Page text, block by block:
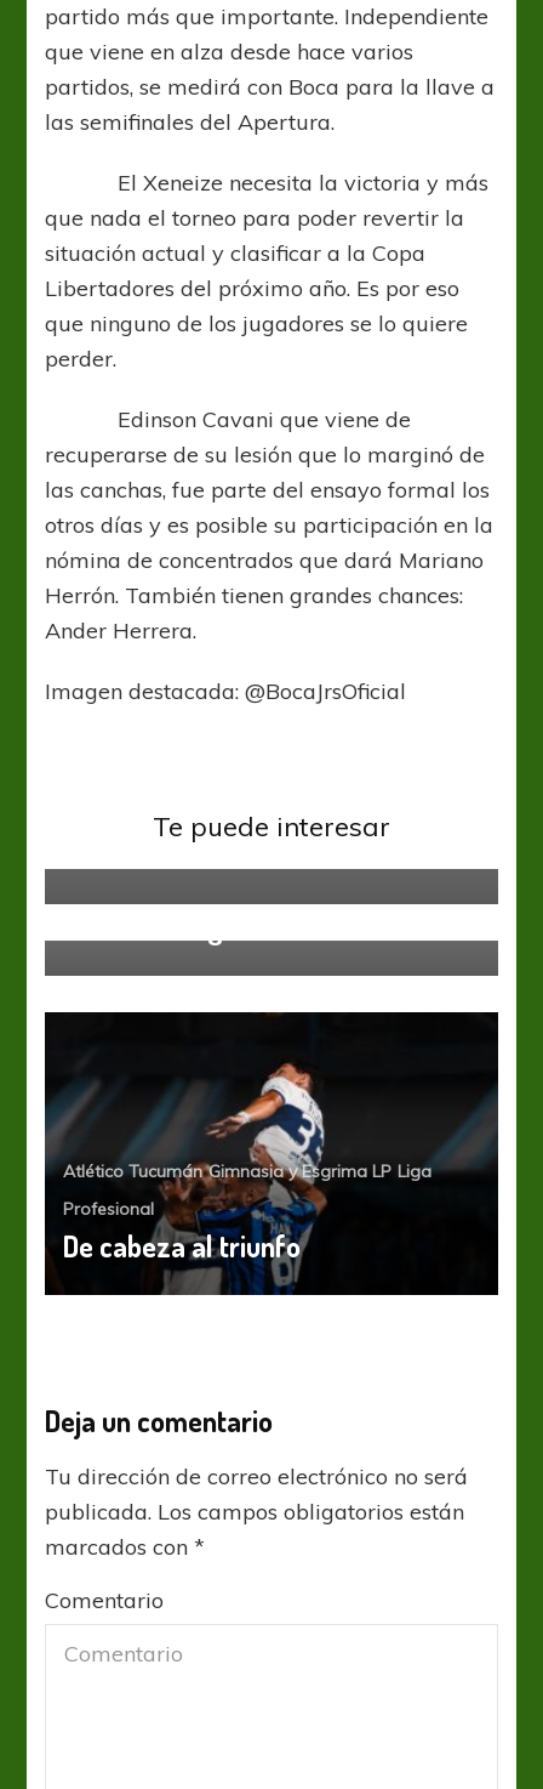
partido más que importante. Independiente
que viene en alza desde hace varios
partidos, se medirá con Boca para la llave a
las semifinales del Apertura.
El Xeneize necesita la victoria y más
que nada el torneo para poder revertir la
situación actual y clasificar a la Copa
Libertadores del próximo año. Es por eso
que ninguno de los jugadores se lo quiere
perder.
Edinson Cavani que viene de
recuperarse de su lesión que lo marginó de
las canchas, fue parte del ensayo formal los
otros días y es posible su participación en la
nómina de concentrados que dará Mariano
Herrón. También tienen grandes chances:
Ander Herrera.
Imagen destacada: @BocaJrsOficial
Te puede interesar
metió en zona de Copa
Sudamericana
Atlético Tucumán Gimnasia y Esgrima LP Liga
Profesional
De cabeza al triunfo
Deja un comentario
Tu dirección de correo electrónico no será
publicada. Los campos obligatorios están
marcados con*
Comentario